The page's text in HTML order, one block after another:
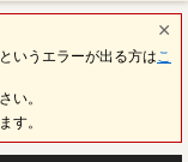
いうエラーが出る方は こ
い。
す。